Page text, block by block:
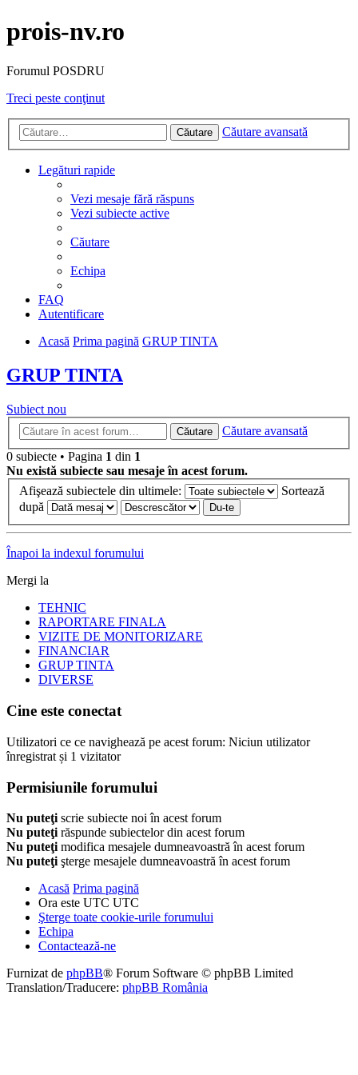
prois-nv.ro
Forumul POSDRU
Treci peste conţinut
Căutare Căutare avansată
Legături rapide
Vezi mesaje fără răspuns
Vezi subiecte active
Căutare
Echipa
FAQ
Autentificare
Acasă Prima pagină GRUP TINTA
GRUP TINTA
Subiect nou
Căutare
Căutare avansată
0 subiecte • Pagina 1 din 1
Nu există subiecte sau mesaje în acest forum.
Afişează subiectele din ultimele:
Sortează
după
Înapoi la indexul forumului
Mergi la
TEHNIC
RAPORTARE FINALA
VIZITE DE MONITORIZARE
FINANCIAR
GRUP TINTA
DIVERSE
Cine este conectat
Utilizatori ce ce navighează pe acest forum: Niciun utilizator
înregistrat și 1 vizitator
Permisiunile forumului
Nu puteţi scrie subiecte noi în acest forum
Nu puteţi răspunde subiectelor din acest forum
Nu puteţi modifica mesajele dumneavoastră în acest forum
Nu puteţi şterge mesajele dumneavoastră în acest forum
Acasă Prima pagină
Ora este UTC UTC
Şterge toate cookie-urile forumului
Echipa
Contactează-ne
Furnizat de phpBB® Forum Software © phpBB Limited
Translation/Traducere: phpBB România